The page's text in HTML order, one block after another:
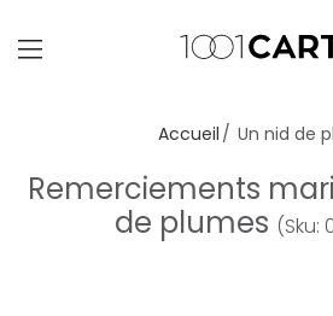
Accueil Un nid de
Remerciements
de plumes (Sku: